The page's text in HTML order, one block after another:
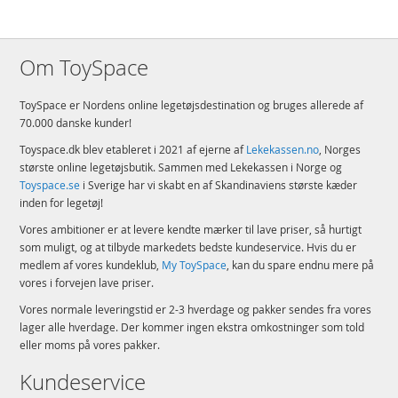
Om ToySpace
ToySpace er Nordens online legetøjsdestination og bruges allerede af
70.000 danske kunder!
Toyspace.dk blev etableret i 2021 af ejerne afLekekassen.no, Norges
største online legetøjsbutik. Sammen med Lekekassen i Norge og
Toyspace.se i Sverige har vi skabt en af Skandinaviens største kæder
inden for legetøj!
Vores ambitioner er at levere kendte mærker til lave priser, så hurtigt
som muligt, og at tilbyde markedets bedste kundeservice. Hvis du er
medlem af vores kundeklub, My ToySpace, kan du spare endnu mere på
vores i forvejen lave priser.
Vores normale leveringstid er 2-3 hverdage og pakker sendes fra vores
lager alle hverdage. Der kommer ingen ekstra omkostninger som told
eller moms på vores pakker.
Kundeservice